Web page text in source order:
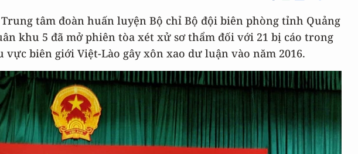
Trung tâm đoàn huấn luyện Bộ chỉ Bộ đội biên phòng tỉnh Quảng
khu 5 đã mở phiên tòa xét xử sơ thẩm đối với 21 bị cáo trong
biên giới Việt-Lào gây xôn xao dư luận vào năm 2016.